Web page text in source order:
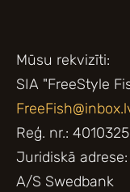
Mūsu rekvizīti:
SIA "FreeStyle
Reģ. nr.:
Juridiskā adrese:
A/S Swedbank